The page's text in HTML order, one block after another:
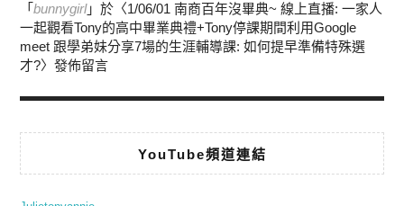
「bunnygirl」於〈1/06/01 南商百年沒畢典~ 線上直播: 一家人
一起觀看Tony的高中畢業典禮+Tony停課期間利用Google
meet 跟學弟妹分享7場的生涯輔導課: 如何提早準備特殊選
才?〉發佈留言
YouTube頻道連結